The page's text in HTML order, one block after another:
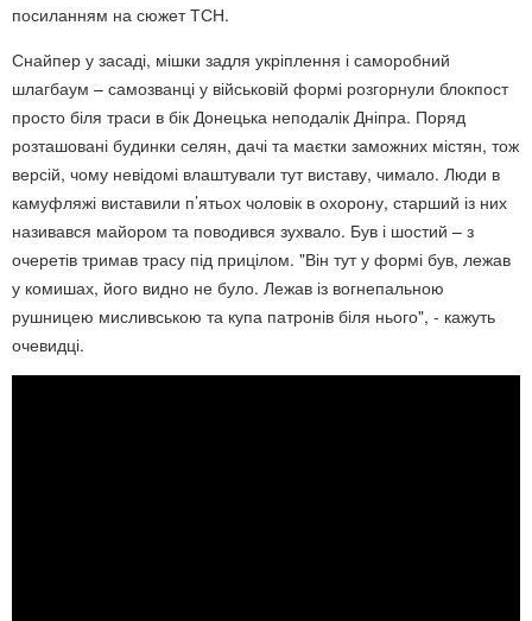
посиланням на сюжет ТСН.
Снайпер у засаді, мішки задля укріплення і саморобний
шлагбаум – самозванці у військовій формі розгорнули блокпост
просто біля траси в бік Донецька неподалік Дніпра. Поряд
розташовані будинки селян, дачі та маєтки заможних містян, тож
версій, чому невідомі влаштували тут виставу, чимало. Люди в
камуфляжі виставили п’ятьох чоловік в охорону, старший із них
називався майором та поводився зухвало. Був і шостий – з
очеретів тримав трасу під прицілом. "Він тут у формі був, лежав
у комишах, його видно не було. Лежав із вогнепальною
рушницею мисливською та купа патронів біля нього", - кажуть
очевидці.